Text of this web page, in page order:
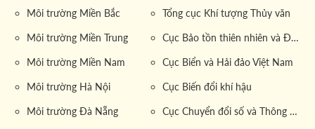
Môi trường Miền Bắc
Môi trường Miền Trung
Môi trường Miền Nam
Môi trường Hà Nội
Môi trường Đà Nẵng
Tổng cục Khí tượng Thủy văn
Cục Bảo tồn thiên nhiên và Đa dạng sinh học
Cục Biển và Hải đảo Việt Nam
Cục Biến đổi khí hậu
Cục Chuyển đổi số và Thông tin dữ liệu tài nguyên môi trường